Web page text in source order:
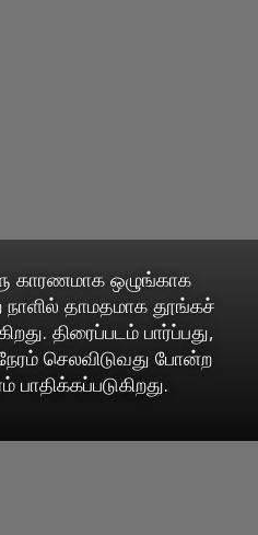
காரணமாக ஒழுங்காக
நாளில் தாமதமாக தூங்கச்
திரைப்படம் பார்ப்பது,
செலவிடுவது போன்ற